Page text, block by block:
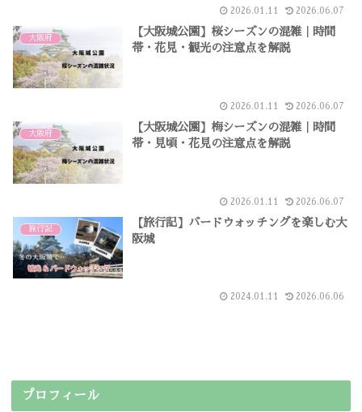
2026.01.11 2026.06.07
大阪府
【大阪城公園】桜シーズンの混雑｜時間
帯・花見・観光の注意点を解説
2026.01.11 2026.06.07
大阪府
【大阪城公園】梅シーズンの混雑｜時間
帯・見頃・花見の注意点を解説
2026.01.11 2026.06.07
旅行記
【旅行記】バードウォッチングを楽しむ大
阪城
2024.01.11 2026.06.06
プロフィール